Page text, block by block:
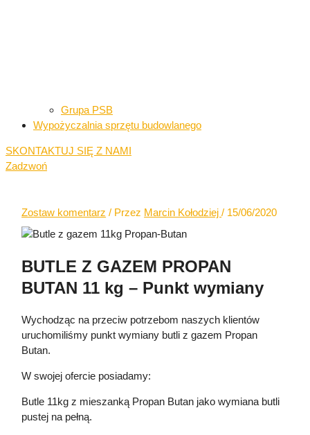
Grupa PSB
Wypożyczalnia sprzętu budowlanego
SKONTAKTUJ SIĘ Z NAMI
Zadzwoń
Zostaw komentarz / Przez Marcin Kołodziej/ 15/06/2020
BUTLE Z GAZEM PROPAN
BUTAN 11 kg – Punkt wymiany
Wychodząc na przeciw potrzebom naszych klientów
uruchomiliśmy punkt wymiany butli z gazem Propan
Butan.
W swojej ofercie posiadamy:
Butle 11kg z mieszanką Propan Butan jako wymiana butli
pustej na pełną.